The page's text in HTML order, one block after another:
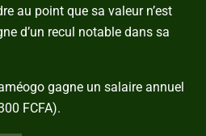
au point que sa valeur n’est
d’un recul notable dans sa
gagne un salaire annuel
FCFA).